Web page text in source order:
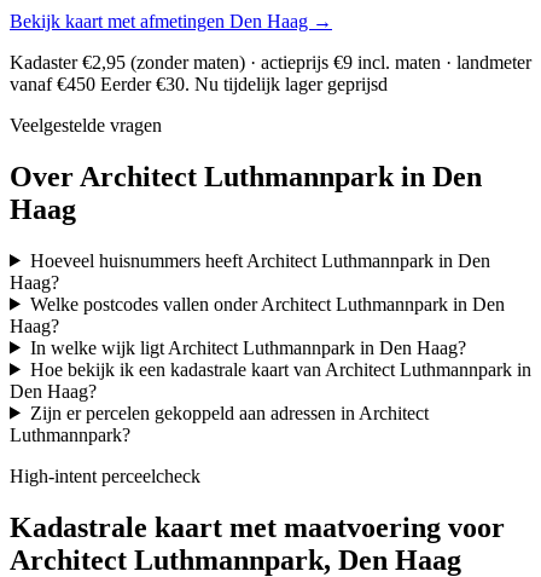
Bekijk kaart met afmetingen Den Haag →
Kadaster €2,95 (zonder maten) · actieprijs €9 incl. maten · landmeter
vanaf €450 Eerder €30. Nu tijdelijk lager geprijsd
Veelgestelde vragen
Over Architect Luthmannpark in Den
Haag
Hoeveel huisnummers heeft Architect Luthmannpark in Den
Haag?
Welke postcodes vallen onder Architect Luthmannpark in Den
Haag?
In welke wijk ligt Architect Luthmannpark in Den Haag?
Hoe bekijk ik een kadastrale kaart van Architect Luthmannpark in
Den Haag?
Zijn er percelen gekoppeld aan adressen in Architect
Luthmannpark?
High-intent perceelcheck
Kadastrale kaart met maatvoering voor
Architect Luthmannpark, Den Haag